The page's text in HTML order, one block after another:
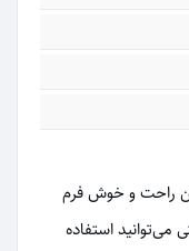
تن راحت و خوش فرم
می‌توانید استفاده